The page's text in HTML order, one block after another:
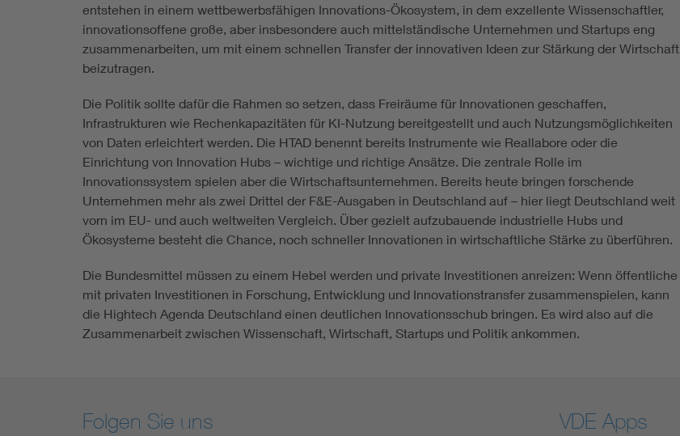
entstehen in einem wettbewerbsfähigen Innovations-Ökosystem, in dem exzellente Wissenschaftler,
innovationsoffene große, aber insbesondere auch mittelständische Unternehmen und Startups eng
zusammenarbeiten, um mit einem schnellen Transfer der innovativen Ideen zur Stärkung der Wirtschaft
beizutragen.
Die Politik sollte dafür die Rahmen so setzen, dass Freiräume für Innovationen geschaffen,
Infrastrukturen wie Rechenkapazitäten für KI-Nutzung bereitgestellt und auch Nutzungsmöglichkeiten
von Daten erleichtert werden. Die HTAD benennt bereits Instrumente wie Reallabore oder die
Einrichtung von Innovation Hubs – wichtige und richtige Ansätze. Die zentrale Rolle im
Innovationssystem spielen aber die Wirtschaftsunternehmen. Bereits heute bringen forschende
Unternehmen mehr als zwei Drittel der F&E-Ausgaben in Deutschland auf – hier liegt Deutschland weit
vorn im EU- und auch weltweiten Vergleich. Über gezielt aufzubauende industrielle Hubs und
Ökosysteme besteht die Chance, noch schneller Innovationen in wirtschaftliche Stärke zu überführen.
Die Bundesmittel müssen zu einem Hebel werden und private Investitionen anreizen: Wenn öffentliche
mit privaten Investitionen in Forschung, Entwicklung und Innovationstransfer zusammenspielen, kann
die Hightech Agenda Deutschland einen deutlichen Innovationsschub bringen. Es wird also auf die
Zusammenarbeit zwischen Wissenschaft, Wirtschaft, Startups und Politik ankommen.
Folgen Sie uns VDE Apps